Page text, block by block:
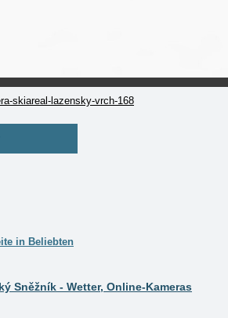
skiareal-lazensky-vrch-168
in Beliebten
Sněžník - Wetter, Online-Kameras